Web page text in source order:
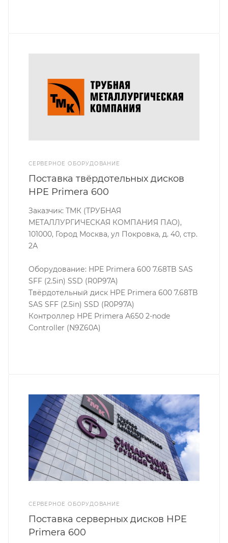
СЕРВЕРНОЕ ОБОРУДОВАНИЕ
Поставка твёрдотельных дисков
HPE Primera 600
Заказчик: ТМК (ТРУБНАЯ
МЕТАЛЛУРГИЧЕСКАЯ КОМПАНИЯ ПАО),
101000, Город Москва, ул Покровка, д. 40, стр.
2А
Оборудование: HPE Primera 600 7.68TB SAS
SFF (2.5in) SSD (R0P97A)
Твёрдотельный диск HPE Primera 600 7.68TB
SAS SFF (2.5in) SSD (R0P97A)
Контроллер HPE Primera A650 2-node
Controller (N9Z60A)
СЕРВЕРНОЕ ОБОРУДОВАНИЕ
Поставка серверных дисков HPE
Primera 600